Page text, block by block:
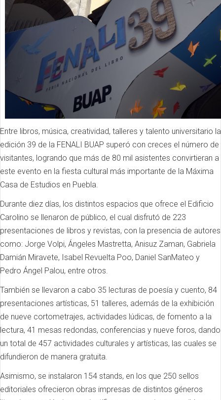
Entre libros, música, creatividad, talleres y talento universitario la
edición 39 de la FENALI BUAP superó con creces el número de
visitantes, logrando que más de 80 mil asistentes convirtieran a
este evento en la fiesta cultural más importante de la Máxima
Casa de Estudios en Puebla.
Durante diez días, los distintos espacios que ofrece el Edificio
Carolino se llenaron de público, el cual disfrutó de 223
presentaciones de libros y revistas, con la presencia de autores
como: Jorge Volpi, Ángeles Mastretta, Anisuz Zaman, Gabriela
Damián Miravete, Isabel Revuelta Poo, Daniel SanMateo y
Pedro Ángel Palou, entre otros.
También se llevaron a cabo 35 lecturas de poesía y cuento, 84
presentaciones artísticas, 51 talleres, además de la exhibición
de nueve cortometrajes, actividades lúdicas, de fomento a la
lectura, 41 mesas redondas, conferencias y nueve foros, dando
un total de 457 actividades culturales y artísticas, las cuales se
difundieron de manera gratuita.
Asimismo, se instalaron 154 stands, en los que 250 sellos
editoriales ofrecieron obras impresas de distintos géneros